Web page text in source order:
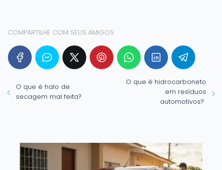
COMPARTILHE COM SEUS AMIGOS
O que é halo de
secagem mal feita?
O que é hidrocarboneto
em resíduos
automotivos?